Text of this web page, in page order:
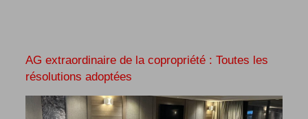
AG extraordinaire de la copropriété : Toutes les
résolutions adoptées